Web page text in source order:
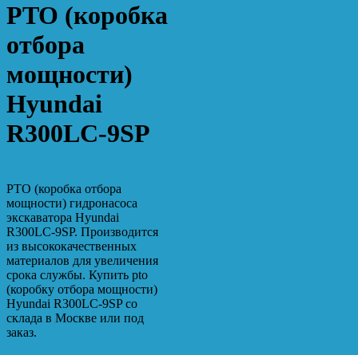
PTO (коробка
отбора
мощности)
Hyundai
R300LC-9SP
PTO (коробка отбора
мощности) гидронасоса
экскаватора Hyundai
R300LC-9SP. Производится
из высококачественных
материалов для увеличения
срока службы. Купить pto
(коробку отбора мощности)
Hyundai R300LC-9SP со
склада в Москве или под
заказ.